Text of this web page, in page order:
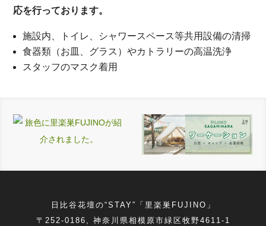
応を行っております。
施設内、トイレ、シャワースペース等共用設備の清掃
食器類（お皿、グラス）やカトラリーの高温洗浄
スタッフのマスク着用
日比谷花壇の“STAY”「里楽巣FUJINO」
〒252-0186, 神奈川県相模原市緑区牧野4611‐1